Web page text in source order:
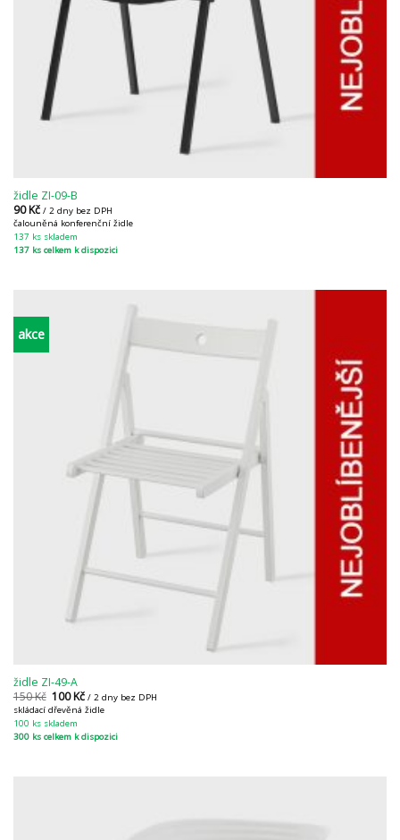
židle ZI-09-B
90Kč / 2 dny bez DPH
čalouněná konferenční židle
137 ks skladem
137 ks celkem k dispozici
akce
židle ZI-49-A
150Kč 100Kč / 2 dny bez DPH
skládací dřevěná židle
100 ks skladem
300 ks celkem k dispozici